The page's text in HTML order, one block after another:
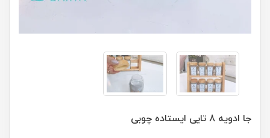
جا ادویه 8 تایی ایستاده چوبی